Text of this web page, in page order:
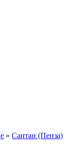
» Сантан (Пенза)